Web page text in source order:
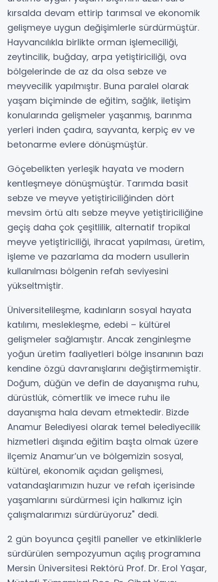
kırsalda devam ettirip tarımsal ve ekonomik
gelişmeye uygun değişimlerle sürdürmüştür.
Hayvancılıkla birlikte orman işlemeciliği,
zeytincilik, buğday, arpa yetiştiriciliği, ova
bölgelerinde de az da olsa sebze ve
meyvecilik yapılmıştır. Buna paralel olarak
yaşam biçiminde de eğitim, sağlık, iletişim
konularında gelişmeler yaşanmış, barınma
yerleri inden çadıra, sayvanta, kerpiç ev ve
betonarme evlere dönüşmüştür.
Göçebelikten yerleşik hayata ve modern
kentleşmeye dönüşmüştür. Tarımda basit
sebze ve meyve yetiştiriciliğinden dört
mevsim örtü altı sebze meyve yetiştiriciliğine
geçiş daha çok çeşitlilik, alternatif tropikal
meyve yetiştiriciliği, ihracat yapılması, üretim,
işleme ve pazarlama da modern usullerin
kullanılması bölgenin refah seviyesini
yükseltmiştir.
Üniversitelileşme, kadınların sosyal hayata
katılımı, meslekleşme, edebi – kültürel
gelişmeler sağlamıştır. Ancak zenginleşme
yoğun üretim faaliyetleri bölge insanının bazı
kendine özgü davranışlarını değiştirmemiştir.
Doğum, düğün ve defin de dayanışma ruhu,
dürüstlük, cömertlik ve imece ruhu ile
dayanışma hala devam etmektedir. Bizde
Anamur Belediyesi olarak temel belediyecilik
hizmetleri dışında eğitim başta olmak üzere
ilçemiz Anamur’un ve bölgemizin sosyal,
kültürel, ekonomik açıdan gelişmesi,
vatandaşlarımızın huzur ve refah içerisinde
yaşamlarını sürdürmesi için halkımız için
çalışmalarımızı sürdürüyoruz" dedi.
2 gün boyunca çeşitli paneller ve etkinliklerle
sürdürülen sempozyumun açılış programına
Mersin Üniversitesi Rektörü Prof. Dr. Erol Yaşar,